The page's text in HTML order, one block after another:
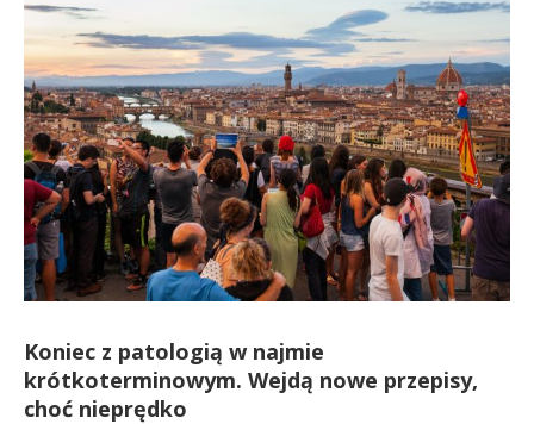
Koniec z patologią w najmie
krótkoterminowym. Wejdą nowe przepisy,
choć nieprędko